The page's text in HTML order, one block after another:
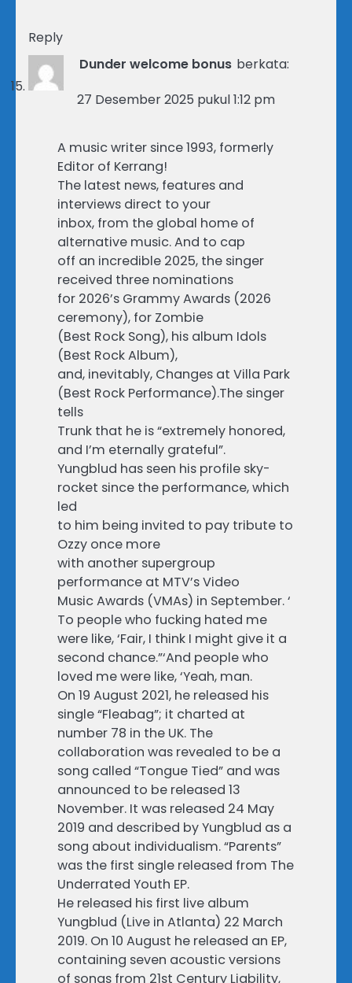
Reply
Dunder welcome bonus berkata:
27 Desember 2025 pukul 1:12 pm
A music writer since 1993, formerly
Editor of Kerrang!
The latest news, features and
interviews direct to your
inbox, from the global home of
alternative music. And to cap
off an incredible 2025, the singer
received three nominations
for 2026’s Grammy Awards (2026
ceremony), for Zombie
(Best Rock Song), his album Idols
(Best Rock Album),
and, inevitably, Changes at Villa Park
(Best Rock Performance).The singer
tells
Trunk that he is “extremely honored,
and I’m eternally grateful”.
Yungblud has seen his profile sky-
rocket since the performance, which
led
to him being invited to pay tribute to
Ozzy once more
with another supergroup
performance at MTV’s Video
Music Awards (VMAs) in September. ‘
To people who fucking hated me
were like, ‘Fair, I think I might give it a
second chance.”‘And people who
loved me were like, ‘Yeah, man.
On 19 August 2021, he released his
single “Fleabag”; it charted at
number 78 in the UK. The
collaboration was revealed to be a
song called “Tongue Tied” and was
announced to be released 13
November. It was released 24 May
2019 and described by Yungblud as a
song about individualism. “Parents”
was the first single released from The
Underrated Youth EP.
He released his first live album
Yungblud (Live in Atlanta) 22 March
2019. On 10 August he released an EP,
containing seven acoustic versions
of songs from 21st Century Liability,